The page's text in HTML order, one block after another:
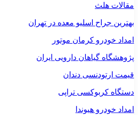
مقالات هلث
بهترین جراح اسلیو معده در تهران
امداد خودرو کرمان موتور
پژوهشگاه گیاهان دارویی ایران
قیمت ارتودنسی دندان
دستگاه کربوکسی تراپی
امداد خودرو هیوندا